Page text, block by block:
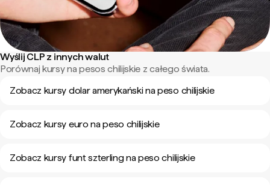
Wyślij CLP z innych walut
Porównaj kursy na pesos chilijskie z całego świata.
Zobacz kursy dolar amerykański na peso chilijskie
Zobacz kursy euro na peso chilijskie
Zobacz kursy funt szterling na peso chilijskie